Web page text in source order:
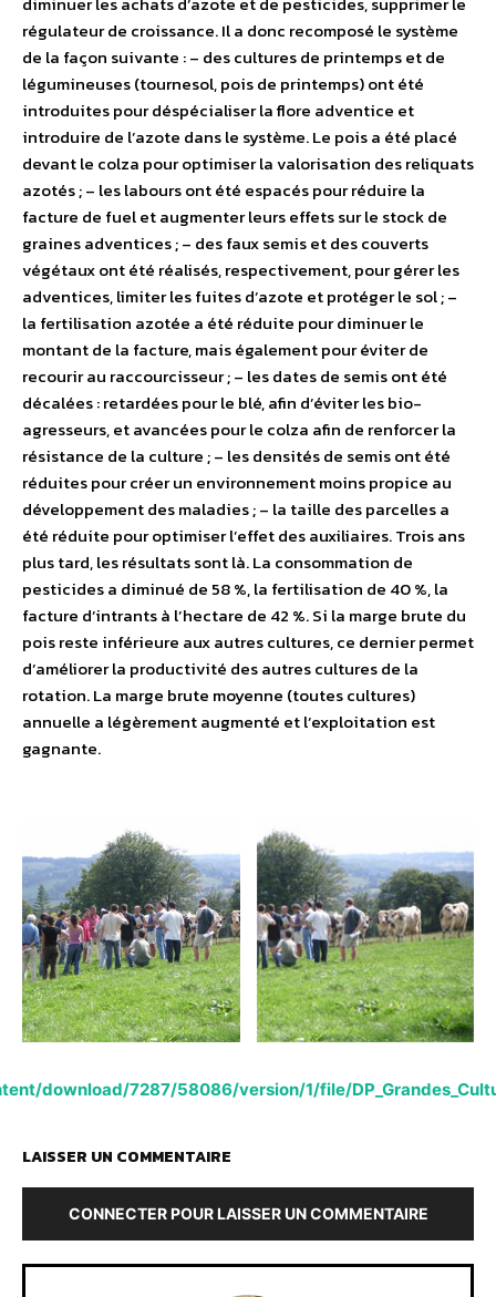
régulateur de croissance. Il a donc recomposé le système
de la façon suivante : – des cultures de printemps et de
légumineuses (tournesol, pois de printemps) ont été
introduites pour déspécialiser la flore adventice et
introduire de l’azote dans le système. Le pois a été placé
devant le colza pour optimiser la valorisation des reliquats
azotés ; – les labours ont été espacés pour réduire la
facture de fuel et augmenter leurs effets sur le stock de
graines adventices ; – des faux semis et des couverts
végétaux ont été réalisés, respectivement, pour gérer les
adventices, limiter les fuites d’azote et protéger le sol ; –
la fertilisation azotée a été réduite pour diminuer le
montant de la facture, mais également pour éviter de
recourir au raccourcisseur ; – les dates de semis ont été
décalées : retardées pour le blé, afin d’éviter les bio-
agresseurs, et avancées pour le colza afin de renforcer la
résistance de la culture ; – les densités de semis ont été
réduites pour créer un environnement moins propice au
développement des maladies ; – la taille des parcelles a
été réduite pour optimiser l’effet des auxiliaires. Trois ans
plus tard, les résultats sont là. La consommation de
pesticides a diminué de 58 %, la fertilisation de 40 %, la
facture d’intrants à l’hectare de 42 %. Si la marge brute du
pois reste inférieure aux autres cultures, ce dernier permet
d’améliorer la productivité des autres cultures de la
rotation. La marge brute moyenne (toutes cultures)
annuelle a légèrement augmenté et l’exploitation est
gagnante.
download/7287/58086/version/1/file/
LAISSER UN COMMENTAIRE
CONNECTER POUR LAISSER UN COMMENTAIRE